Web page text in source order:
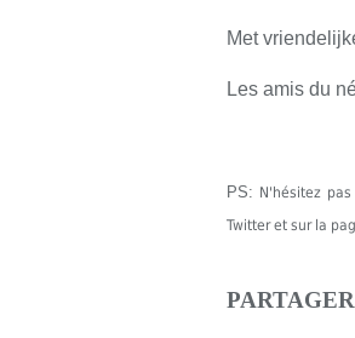
Met
Les amis du
PS: N'hésitez
Twitter et sur la